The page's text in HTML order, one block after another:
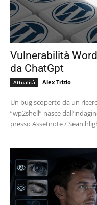
Vulnerabilità
da ChatGpt
Attualità Alex Trizio
Un bug scoperto da un ricercatore (e
“wp2shell” nasce
presso Assetnote /